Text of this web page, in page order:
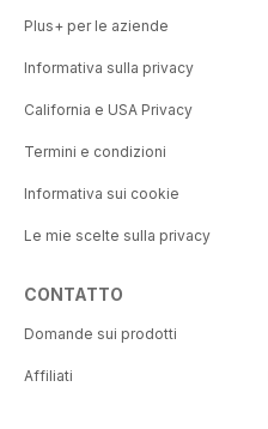
Plus+ per le aziende
Informativa sulla privacy
California e USA Privacy
Termini e condizioni
Informativa sui cookie
Le mie scelte sulla privacy
CONTATTO
Domande sui prodotti
Affiliati